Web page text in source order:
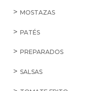
MOSTAZAS
PATÉS
PREPARADOS
SALSAS